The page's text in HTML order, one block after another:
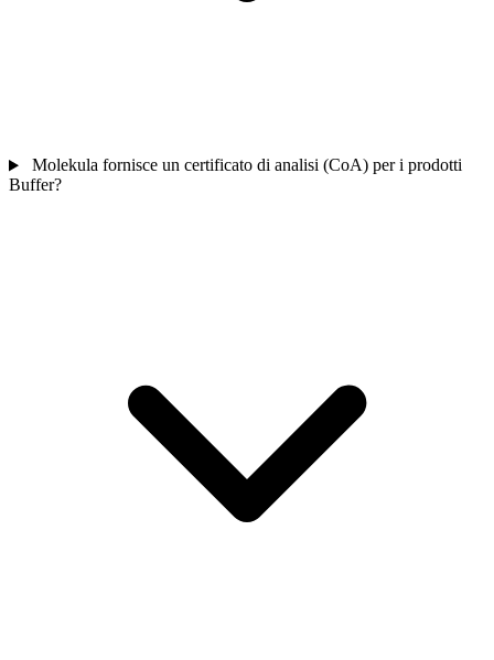
Molekula fornisce un certificato di analisi (CoA) per i prodotti
Buffer?